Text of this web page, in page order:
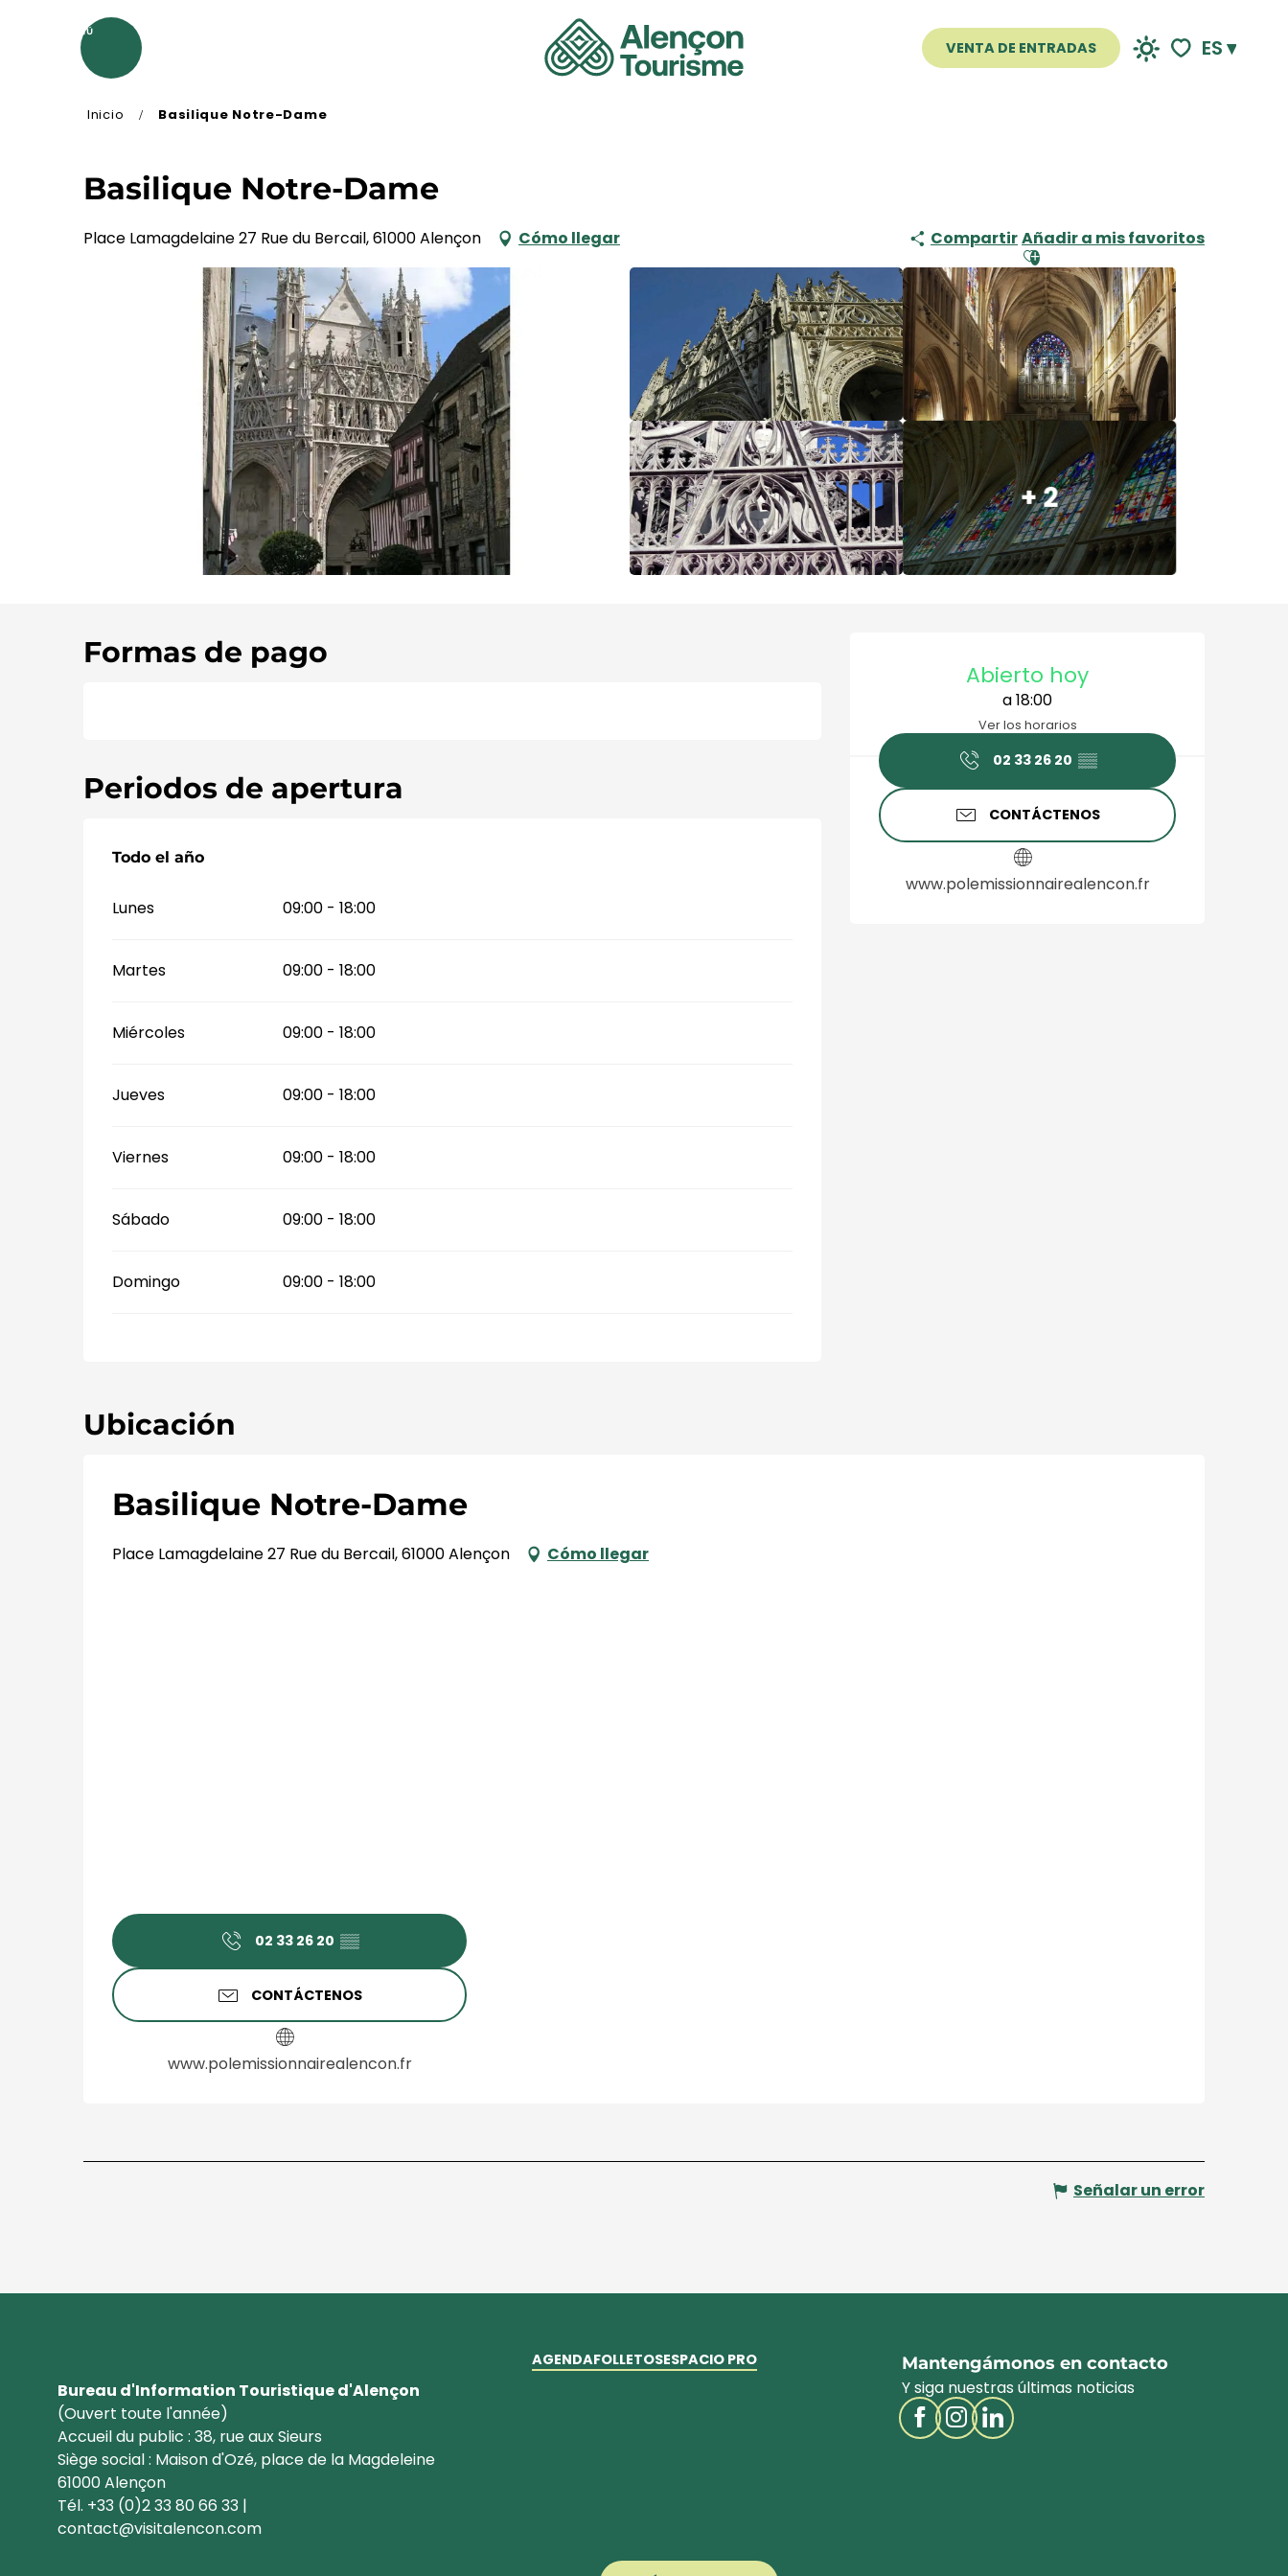
VENTA DE ENTRADAS ES
MENÚ
Inicio Basilique Notre-Dame
Basilique Notre-Dame
Place Lamagdelaine 27 Rue du Bercail, 61000 Alençon Cómo llegar CompartirAjouter aux favoris
Añadir a mis favoritos
+ 2
Horarios y datos de
Abierto hoy
a 18:00
Ver los horarios
02 33 26 20 ▒▒
CONTÁCTENOS
www.polemissionnairealencon.fr
Formas de pago
Periodos de apertura
Todo el año
Todo el año
Lunes 09:00 - 18:00
Martes 09:00 - 18:00
Miércoles 09:00 - 18:00
Jueves 09:00 - 18:00
Viernes 09:00 - 18:00
Sábado 09:00 - 18:00
Domingo 09:00 - 18:00
Ubicación
Basilique Notre-Dame
Place Lamagdelaine 27 Rue du Bercail, 61000 Alençon Cómo llegar
02 33 26 20 ▒▒
CONTÁCTENOS
www.polemissionnairealencon.fr
Señalar un error
Bureau d'Information Touristique d'Alençon
(Ouvert toute l'année)
Accueil du public : 38, rue aux Sieurs
Siège social : Maison d'Ozé, place de la Magdeleine
61000 Alençon
Tél. +33 (0)2 33 80 66 33 |
contact@visitalencon.com
AGENDAFOLLETOSESPACIO PRO Mantengámonos en contacto
Y siga nuestras últimas noticias